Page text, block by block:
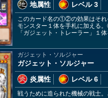
地属性
レベル 3
このカード名の①②の効果はそれ
モンスター１体を手札に加える
「ガジェット・トレーラー」１
ガジェット・ソルジャー
ガジェット・ソルジャー
炎属性
レベル 6
戦うために造られた機械の戦士。